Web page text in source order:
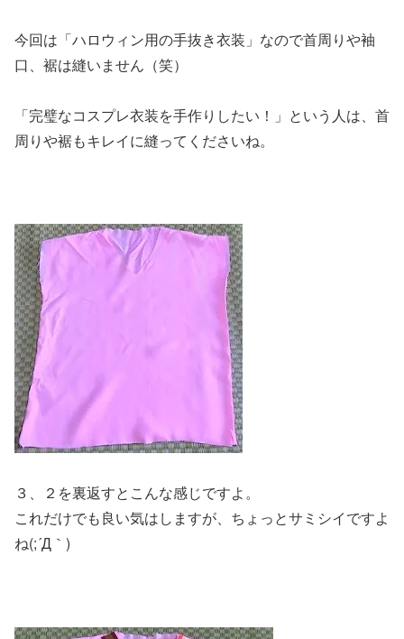
今回は「ハロウィン用の手抜き衣装」なので首周りや袖
口、裾は縫いません（笑）
「完璧なコスプレ衣装を手作りしたい！」という人は、首
周りや裾もキレイに縫ってくださいね。
３、２を裏返すとこんな感じですよ。
これだけでも良い気はしますが、ちょっとサミシイですよ
ね(;´Д｀)